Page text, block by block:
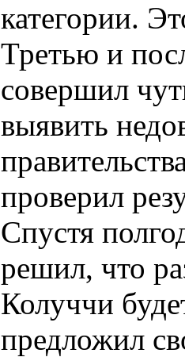
категории.
Третью и
совершил
выявить
проверил
Спустя
решил, что
Колуччи
предложил